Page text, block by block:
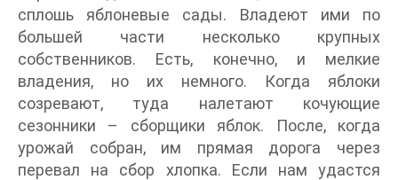
сплошь яблоневые сады. Владеют ими по
большей части несколько крупных
собственников. Есть, конечно, и мелкие
владения, но их немного. Когда яблоки
созревают, туда налетают кочующие
сезонники – сборщики яблок. После, когда
урожай собран, им прямая дорога через
перевал на сбор хлопка. Если нам удастся